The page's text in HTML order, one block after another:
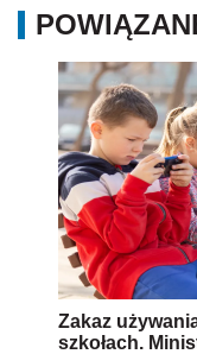
Zakaz
szkołach.